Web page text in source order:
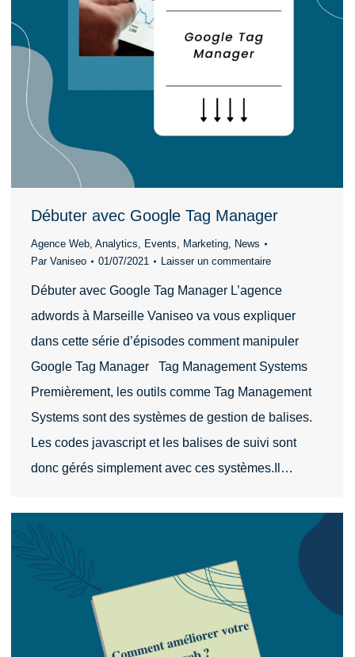
Débuter avec Google Tag Manager
Agence Web, Analytics, Events, Marketing, News
Par Vaniseo 01/07/2021 Laisser un commentaire
Débuter avec Google Tag Manager L’agence
adwords à Marseille Vaniseo va vous expliquer
dans cette série d’épisodes comment manipuler
Google Tag Manager Tag Management Systems
Premièrement, les outils comme Tag Management
Systems sont des systèmes de gestion de balises.
Les codes javascript et les balises de suivi sont
donc gérés simplement avec ces systèmes.Il…